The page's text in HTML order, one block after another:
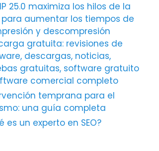
25.0 maximiza los hilos de la
para aumentar los tiempos de
y descompresión
gratuita: revisiones de
descargas, noticias,
gratuitas, software gratuito
comercial completo
temprana para el
una guía completa
es un experto en SEO?